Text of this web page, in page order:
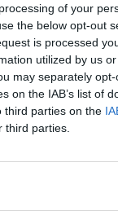
of your
the below opt-out
is processed
utilized by us
may separately
on the IAB’s list of
third parties on the
parties.
mai
lucru
potrivit
Băncii